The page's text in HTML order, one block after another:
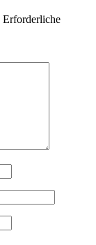
Erforderliche